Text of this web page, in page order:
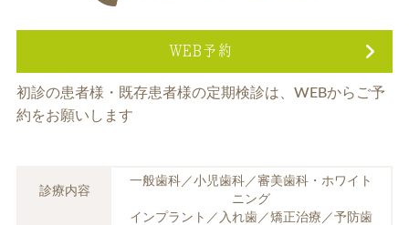
WEB予約
初診の患者様・既存患者様の定期検診は、 WEBからご予
約をお願いします
診療内容
一般歯科／小児歯科／審美歯科・ホワイト
ニング
インプラント／入れ歯／矯正治療／予防歯